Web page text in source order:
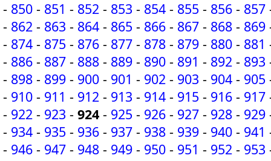
- 850 - 851 - 852 - 853 - 854 - 855 - 856 - 857
- 862 - 863 - 864 - 865 - 866 - 867 - 868 - 869
- 874 - 875 - 876 - 877 - 878 - 879 - 880 - 881
- 886 - 887 - 888 - 889 - 890 - 891 - 892 - 893
- 898 - 899 - 900 - 901 - 902 - 903 - 904 - 905
- 910 - 911 - 912 - 913 - 914 - 915 - 916 - 917
- 922 - 923 - 924 - 925 - 926 - 927 - 928 - 929
- 934 - 935 - 936 - 937 - 938 - 939 - 940 - 941
- 946 - 947 - 948 - 949 - 950 - 951 - 952 - 953